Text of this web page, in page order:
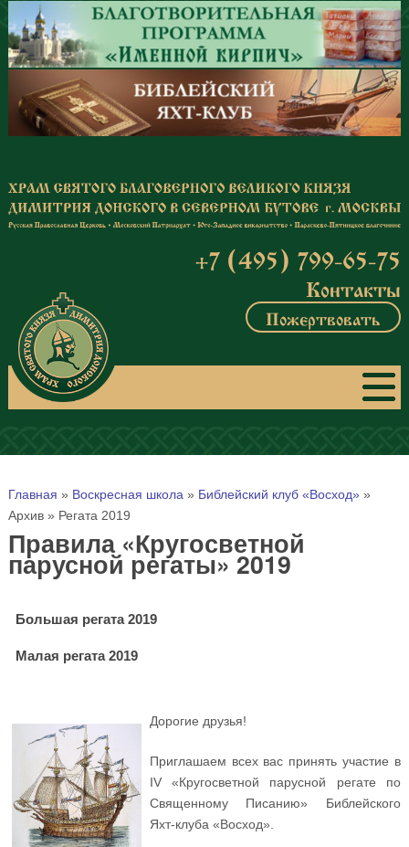
Перейти к основному содержанию
+7 (495) 799-65-75
Контакты
Пожертвовать
Вы здесь
Главная » Воскресная школа » Библейский клуб «Восход»»
Архив» Регата 2019
Правила «Кругосветной
парусной регаты» 2019
Большая регата 2019
Малая регата 2019
Дорогие друзья!
Приглашаем всех вас принять участие в
IV «Кругосветной парусной регате по
Священному Писанию» Библейского
Яхт-клуба «Восход».